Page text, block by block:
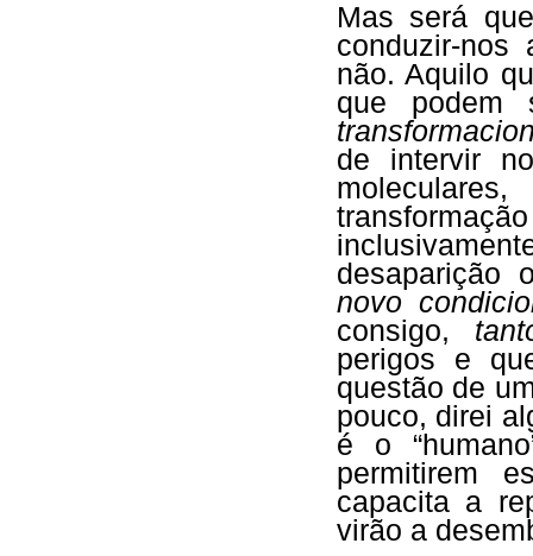
Mas será
conduzir-
não. Aquilo
que podem
de intervir
desaparição
novo
consigo,
perigos e
questão de
pouco, direi
é o
permitirem
capacita a
virão a